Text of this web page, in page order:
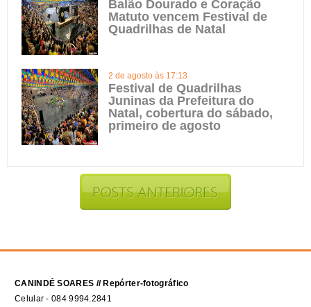
Balão Dourado e Coração
Matuto vencem Festival de
Quadrilhas de Natal
2 de agosto às 17:13
Festival de Quadrilhas
Juninas da Prefeitura do
Natal, cobertura do sábado,
primeiro de agosto
CANINDÉ SOARES // Repórter-fotográfico
Celular - 084 9994.2841